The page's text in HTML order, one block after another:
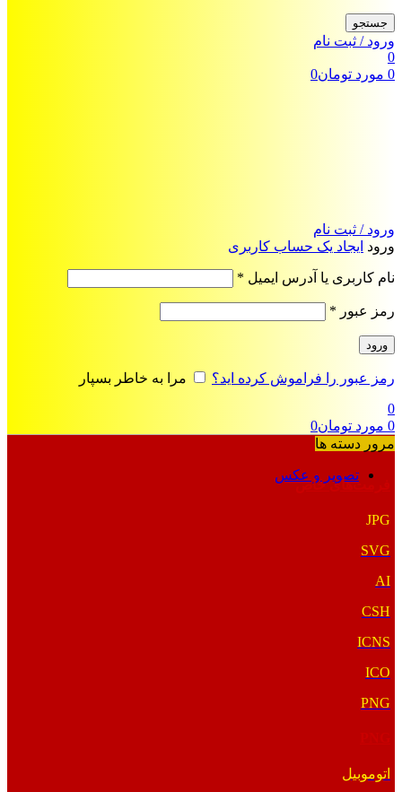
جستجو
ورود / ثبت نام
0
0 مورد تومان0
ورود / ثبت نام
ورود ایجاد یک حساب کاربری
نام کاربری یا آدرس ایمیل *
رمز عبور *
ورود
رمز عبور را فراموش کرده اید؟
مرا به خاطر بسپار
0
0 مورد تومان0
مرور دسته ها
تصویر و عکس
فرمت‌های خاص
JPG
SVG
AI
CSH
ICNS
ICO
PNG
اتوموبیل